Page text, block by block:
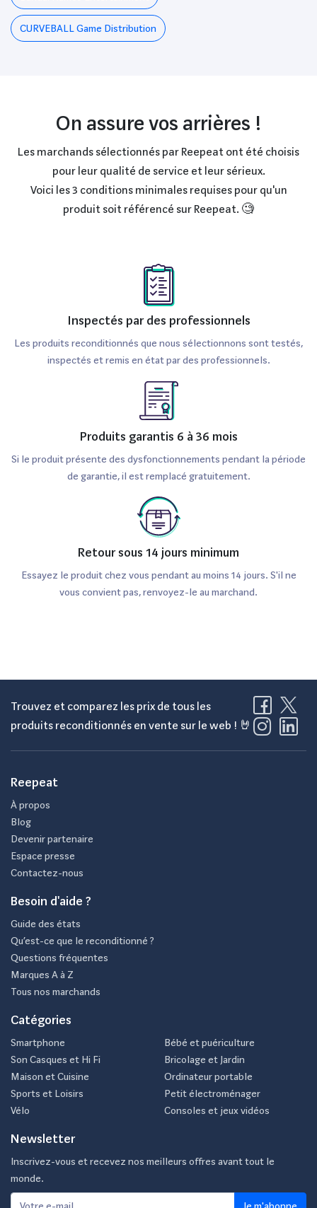
CURVEBALL Game Distribution
On assure vos arrières !
Les marchands sélectionnés par Reepeat ont été choisis
pour leur qualité de service et leur sérieux.
Voici les 3 conditions minimales requises pour qu'un
produit soit référencé sur Reepeat. 🧐
Inspectés par des professionnels
Les produits reconditionnés que nous sélectionnons sont testés,
inspectés et remis en état par des professionnels.
Produits garantis 6 à 36 mois
Si le produit présente des dysfonctionnements pendant la période
de garantie, il est remplacé gratuitement.
Retour sous 14 jours minimum
Essayez le produit chez vous pendant au moins 14 jours. S'il ne
vous convient pas, renvoyez-le au marchand.
Trouvez et comparez les prix de tous les
produits reconditionnés en vente sur le web ! 🤘
Reepeat
À propos
Blog
Devenir partenaire
Espace presse
Contactez-nous
Besoin d'aide ?
Guide des états
Qu’est-ce que le reconditionné ?
Questions fréquentes
Marques A à Z
Tous nos marchands
Catégories
Smartphone
Son Casques et Hi Fi
Maison et Cuisine
Sports et Loisirs
Vélo
Bébé et puériculture
Bricolage et Jardin
Ordinateur portable
Petit électroménager
Consoles et jeux vidéos
Newsletter
Inscrivez-vous et recevez nos meilleurs offres avant tout le
monde.